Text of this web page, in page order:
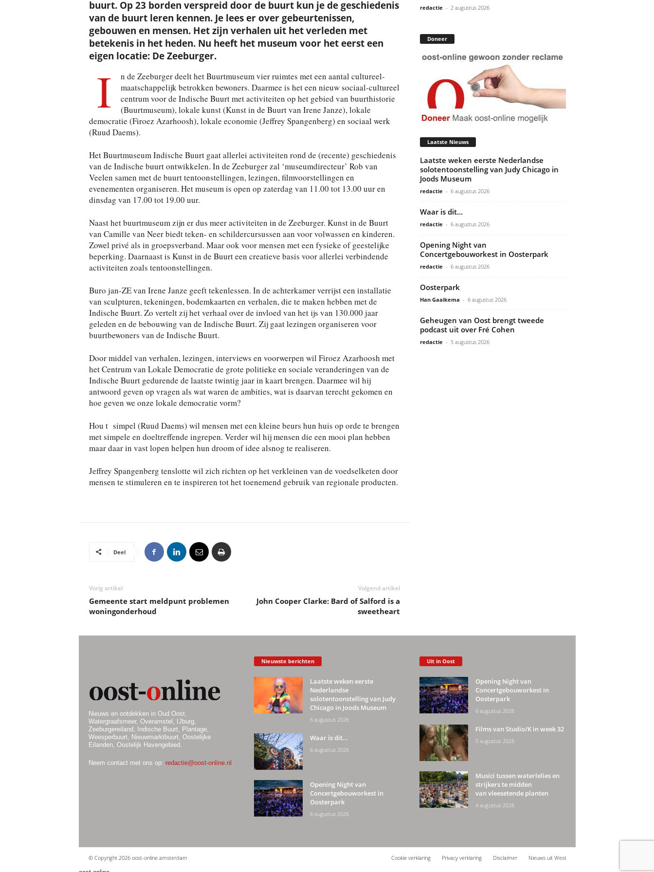
buurt. Op 23 borden verspreid door de buurt kun je de geschiedenis
van de buurt leren kennen. Je lees er over gebeurtenissen,
gebouwen en mensen. Het zijn verhalen uit het verleden met
betekenis in het heden. Nu heeft het museum voor het eerst een
eigen locatie: De Zeeburger.
I
n de Zeeburger deelt het Buurtmuseum vier ruimtes met een aantal cultureel-
maatschappelijk betrokken bewoners. Daarmee is het een nieuw sociaal-cultureel
centrum voor de Indische Buurt met activiteiten op het gebied van buurthistorie
(Buurtmuseum), lokale kunst (Kunst in de Buurt van Irene Janze), lokale
democratie (Firoez Azarhoosh), lokale economie (Jeffrey Spangenberg) en sociaal werk
(Ruud Daems).
Het Buurtmuseum Indische Buurt gaat allerlei activiteiten rond de (recente) geschiedenis
van de Indische buurt ontwikkelen. In de Zeeburger zal ‘museumdirecteur’ Rob van
Veelen samen met de buurt tentoonstellingen, lezingen, filmvoorstellingen en
evenementen organiseren. Het museum is open op zaterdag van 11.00 tot 13.00 uur en
dinsdag van 17.00 tot 19.00 uur.
Naast het buurtmuseum zijn er dus meer activiteiten in de Zeeburger. Kunst in de Buurt
van Camille van Neer biedt teken- en schildercursussen aan voor volwassen en kinderen.
Zowel privé als in groepsverband. Maar ook voor mensen met een fysieke of geestelijke
beperking. Daarnaast is Kunst in de Buurt een creatieve basis voor allerlei verbindende
activiteiten zoals tentoonstellingen.
Buro jan-ZE van Irene Janze geeft tekenlessen. In de achterkamer verrijst een installatie
van sculpturen, tekeningen, bodemkaarten en verhalen, die te maken hebben met de
Indische Buurt. Zo vertelt zij het verhaal over de invloed van het ijs van 130.000 jaar
geleden en de bebouwing van de Indische Buurt. Zij gaat lezingen organiseren voor
buurtbewoners van de Indische Buurt.
Door middel van verhalen, lezingen, interviews en voorwerpen wil Firoez Azarhoosh met
het Centrum van Lokale Democratie de grote politieke en sociale veranderingen van de
Indische Buurt gedurende de laatste twintig jaar in kaart brengen. Daarmee wil hij
antwoord geven op vragen als wat waren de ambities, wat is daarvan terecht gekomen en
hoe geven we onze lokale democratie vorm?
Hou t simpel (Ruud Daems) wil mensen met een kleine beurs hun huis op orde te brengen
met simpele en doeltreffende ingrepen. Verder wil hij mensen die een mooi plan hebben
maar daar in vast lopen helpen hun droom of idee alsnog te realiseren.
Jeffrey Spangenberg tenslotte wil zich richten op het verkleinen van de voedselketen door
mensen te stimuleren en te inspireren tot het toenemend gebruik van regionale producten.
Deel
Vorig artikel
Gemeente start meldpunt problemen
woningonderhoud
Volgend artikel
John Cooper Clarke: Bard of Salford is a
sweetheart
redactie - 2 augustus 2026
Doneer
Laatste Nieuws
Laatste weken eerste Nederlandse
solotentoonstelling van Judy Chicago in
Joods Museum
redactie - 6 augustus 2026
Waar is dit…
redactie - 6 augustus 2026
Opening Night van
Concertgebouworkest in Oosterpark
redactie - 6 augustus 2026
Oosterpark
Han Gaaikema - 6 augustus 2026
Geheugen van Oost brengt tweede
podcast uit over Fré Cohen
redactie - 5 augustus 2026
Nieuws en ontdekken in Oud Oost,
Watergraafsmeer, Overamstel, IJburg,
Zeeburgereiland, Indische Buurt, Plantage,
Weesperbuurt, Nieuwmarktbuurt, Oostelijke
Eilanden, Oostelijk Havengebied.
Neem contact met ons op: redactie@oost-online.nl
Nieuwste berichten
Laatste weken eerste
Nederlandse
solotentoonstelling van Judy
Chicago in Joods Museum
6 augustus 2026
Waar is dit…
6 augustus 2026
Opening Night van
Concertgebouworkest in
Oosterpark
6 augustus 2026
Uit in Oost
Opening Night van
Concertgebouworkest in
Oosterpark
6 augustus 2026
Films van Studio/K in week 32
5 augustus 2026
Musici tussen waterlelies en
strijkers te midden
van vleesetende planten
4 augustus 2026
Cookie verklaring Privacy verklaring Disclaimer Nieuws uit West
© Copyright 2026 oost-online.amsterdam